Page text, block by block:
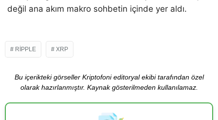
değil ana akım makro sohbetin içinde yer aldı.
RIPPLE XRP
Bu içerikteki görseller Kriptofoni editoryal ekibi tarafından özel
olarak hazırlanmıştır. Kaynak gösterilmeden kullanılamaz.